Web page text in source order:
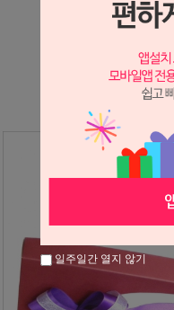
※
장미는 시세 변동
문의
일주일간 열지 않기